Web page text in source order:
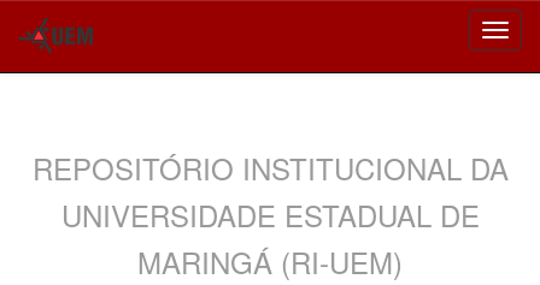
REPOSITÓRIO INSTITUCIONAL DA
UNIVERSIDADE ESTADUAL DE
MARINGÁ (RI-UEM)